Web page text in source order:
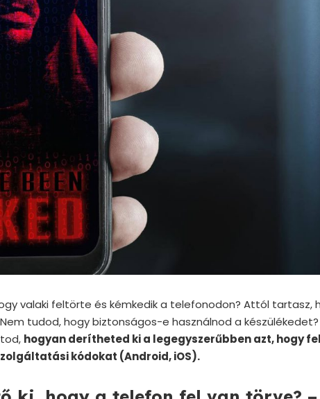
valaki feltörte és kémkedik a telefonodon? Attól tartasz,
tudod, hogy biztonságos-e használnod a készülékedet?
hogyan derítheted ki a legegyszerűbben azt, hogy
kódokat (Android, iOS).